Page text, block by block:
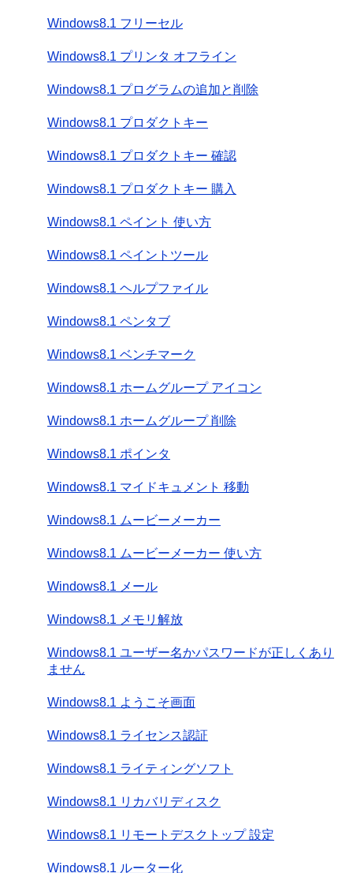
Windows8.1 フリーセル
Windows8.1 プリンタ オフライン
Windows8.1 プログラムの追加と削除
Windows8.1 プロダクトキー
Windows8.1 プロダクトキー 確認
Windows8.1 プロダクトキー 購入
Windows8.1 ペイント 使い方
Windows8.1 ペイントツール
Windows8.1 ヘルプファイル
Windows8.1 ペンタブ
Windows8.1 ベンチマーク
Windows8.1 ホームグループ アイコン
Windows8.1 ホームグループ 削除
Windows8.1 ポインタ
Windows8.1 マイドキュメント 移動
Windows8.1 ムービーメーカー
Windows8.1 ムービーメーカー 使い方
Windows8.1 メール
Windows8.1 メモリ解放
Windows8.1 ユーザー名かパスワードが正しくあり
ません
Windows8.1 ようこそ画面
Windows8.1 ライセンス認証
Windows8.1 ライティングソフト
Windows8.1 リカバリディスク
Windows8.1 リモートデスクトップ 設定
Windows8.1 ルーター化